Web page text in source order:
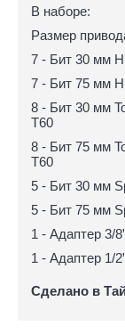
В наборе:
Размер
7 - Бит 30 мм
7 - Бит 75 мм
8 - Бит 30 мм
T60
8 - Бит 75 мм
T60
5 - Бит 30 мм
5 - Бит 75 мм
1 - Адаптер 3/
1 - Адаптер 1/
Сделано в